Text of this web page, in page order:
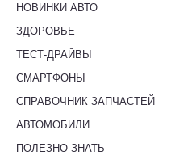
НОВИНКИ АВТО
ЗДОРОВЬЕ
ТЕСТ-ДРАЙВЫ
СМАРТФОНЫ
СПРАВОЧНИК ЗАПЧАСТЕЙ
АВТОМОБИЛИ
ПОЛЕЗНО ЗНАТЬ